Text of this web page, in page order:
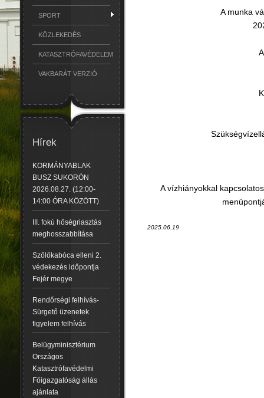
SPORT
KÖZLEKEDÉS
KATASZTRÓFAVÉDELEM
VAKBARÁT VERZIÓ
Hírek
KORMÁNYABLAK
BUSZ SUKORÓN
2026.08.27. (12:00-
14:00 ÓRA KÖZÖTT)
III. fokú hőségriasztás
meghosszabbítása
Szőlőkabóca elleni 2.
védekezés időpontja
Fejér megye
Rendőrségi felhívás-
Sürgető üzenetek
figyelem felhívás
Belügyminisztérium
Országos
Katasztrófavédelmi
Főigazgatóság állás
ajánlata
A munka
A vízhiányokkal
2025.06.19